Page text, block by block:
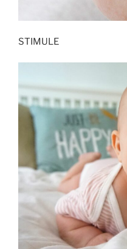
STIMULE